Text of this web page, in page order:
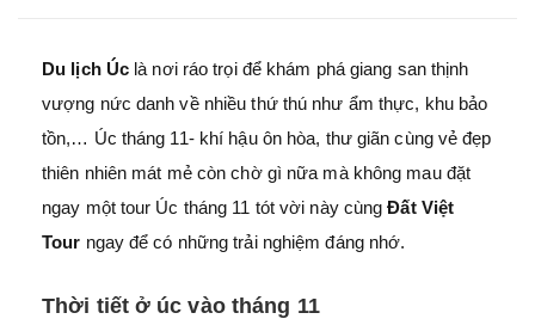
Du lịch Úc là nơi ráo trọi để khám phá giang san thịnh
vượng nức danh về nhiều thứ thú như ẩm thực, khu bảo
tồn,… Úc tháng 11- khí hậu ôn hòa, thư giãn cùng vẻ đẹp
thiên nhiên mát mẻ còn chờ gì nữa mà không mau đặt
ngay một tour Úc tháng 11 tót vời này cùng Đất Việt
Tour ngay để có những trải nghiệm đáng nhớ.
Thời tiết ở úc vào tháng 11